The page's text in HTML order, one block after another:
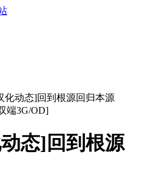
化动态]回到根源回归本源
端3G/OD]
态]回到根源